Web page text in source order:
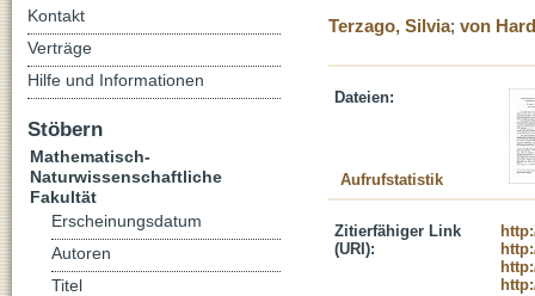
Terzago, Silvia; von
Dateien:
Aufrufstatistik
Zitierfähiger Link
(URI):
Kontakt
Verträge
Hilfe und Informationen
Stöbern
Mathematisch-
Naturwissenschaftliche
Fakultät
Erscheinungsdatum
Autoren
Titel